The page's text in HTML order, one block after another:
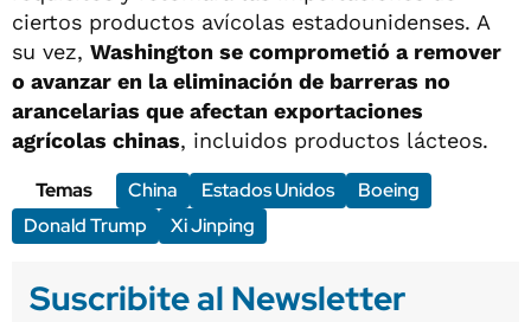
ciertos productos avícolas estadounidenses. A
su vez, Washington se comprometió a remover
o avanzar en la eliminación de barreras no
arancelarias que afectan exportaciones
agrícolas chinas, incluidos productos lácteos.
Temas
China Estados Unidos
Boeing
Donald Trump
Xi Jinping
Suscribite al Newsletter